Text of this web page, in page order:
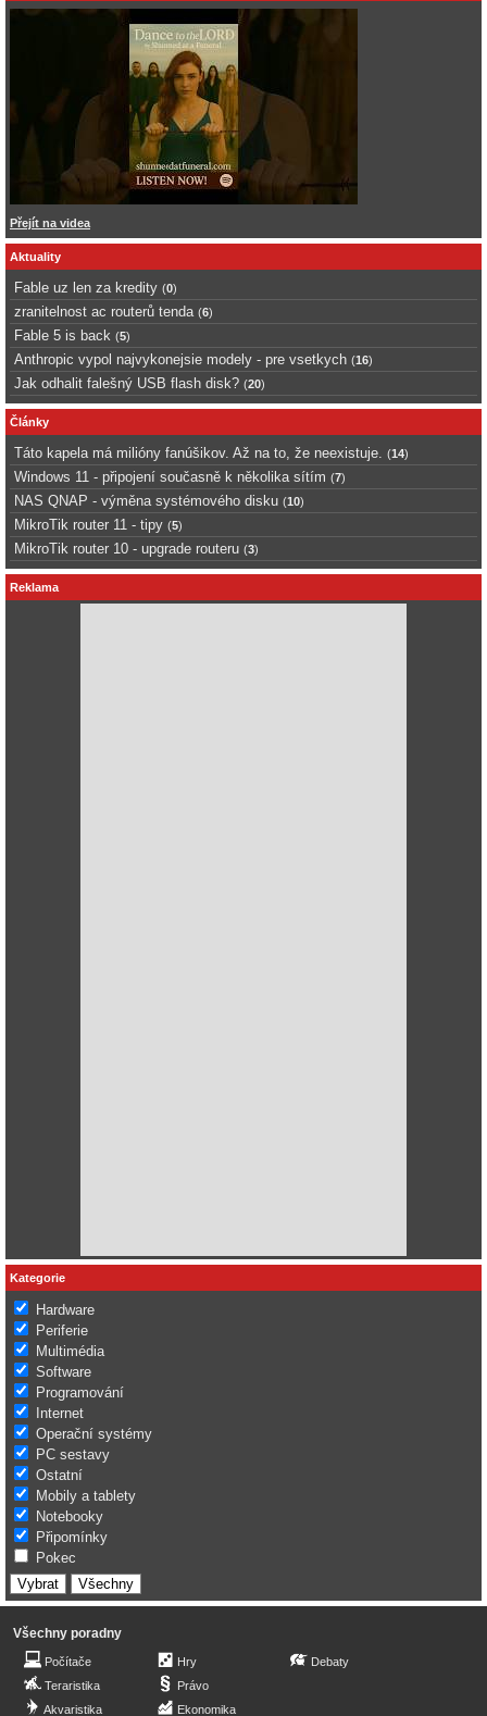
Přejít na videa
Aktuality
Fable uz len za kredity (0)
zranitelnost ac routerů tenda (6)
Fable 5 is back (5)
Anthropic vypol najvykonejsie modely - pre vsetkych (16)
Jak odhalit falešný USB flash disk? (20)
Články
Táto kapela má milióny fanúšikov. Až na to, že neexistuje. (14)
Windows 11 - připojení současně k několika sítím (7)
NAS QNAP - výměna systémového disku (10)
MikroTik router 11 - tipy (5)
MikroTik router 10 - upgrade routeru (3)
Reklama
Kategorie
Hardware
Periferie
Multimédia
Software
Programování
Internet
Operační systémy
PC sestavy
Ostatní
Mobily a tablety
Notebooky
Připomínky
Pokec
Všechny poradny
Počítače
Teraristika
Akvaristika
Hry
Právo
Ekonomika
Debaty